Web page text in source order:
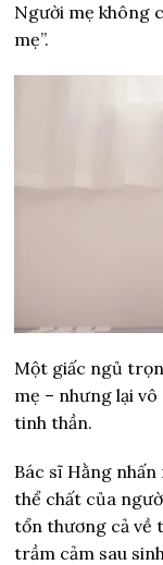
Người mẹ không
mẹ”.
Một giấc ngủ trọn
mẹ – nhưng lại
tinh thần.
Bác sĩ Hằng
thể chất của
tổn thương cả về
trầm cảm sau